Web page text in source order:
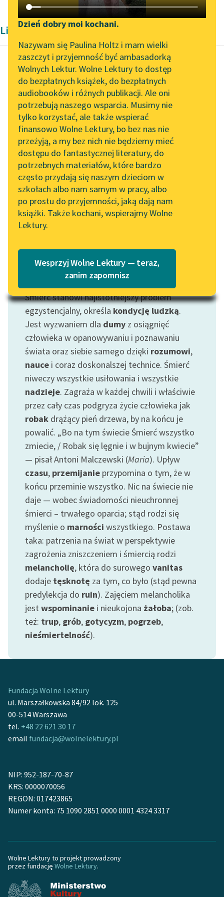
Katalog DAISY
Podkasty o książkach
Zgłoś brak utworu
Aktualności
„Prokurator Alicja Horn”
do słuchania
Byliśmy częścią AI Impact
Lab
Zapraszamy na spotkanie
online z tłumaczkami
literatury skandynawskiej
Spotkanie z Katarzyną
Tunkiel w Oslo
102. lata temu zmarł
Joseph Conrad
Lektury szkolne i klasyka
literatury do słuchania dla
uczennic i uczniów z
niepełnosprawnościami
E-kolekcja lektur
szkolnych i literatury do
słuchania dla uczennic i
uczniów z
niepełnosprawnościami
Feministyczne inspiracje.
Popularyzacja
skandynawskiej literatury
feministycznej
Ręce pełne poezji
Kolekcje edukacyjne
twórców przechodzących
do domeny publicznej,
lektur szkolnych oraz
Starego Testamentu
Odkurzamy bohaterów
Szkoła Poezji Wolnych
Narzędzia
Mapa Wolnych Lektur
Leśmianator
Przewodnik dla piszących i
czytających
API
OAI-PMH
Widget Wolnych Lektur
Przypisy
Katalog w formacie PDF
O nas
Kontakt
O projekcie
Zespół
Zasady wykorzystania
Wolnych Lektur
Logotypy
Materiały promocyjne
Regulamin biblioteki
Dane fundacji i
Informacja o treściach
wrażliwych
Deklaracja dostępności
Dzień dobry moi kochani.
Nazywam się Paulina Holtz i mam wielki
zaszczyt i przyjemność być ambasadorką
Wolnych Lektur. Wolne Lektury to dostęp
do bezpłatnych książek, do bezpłatnych
audiobooków i różnych publikacji. Ale oni
potrzebują naszego wsparcia. Musimy nie
tylko korzystać, ale także wspierać
finansowo Wolne Lektury, bo bez nas nie
przeżyją, a my bez nich nie będziemy mieć
dostępu do fantastycznej literatury, do
potrzebnych materiałów, które bardzo
często przydają się naszym dzieciom w
szkołach albo nam samym w pracy, albo
po prostu do przyjemności, jaką dają nam
książki. Także kochani, wspierajmy Wolne
Lektury.
Wesprzyj Wolne Lektury — teraz,
zanim zapomnisz
Liryka Aleksandra Kasprzak i Lula Sarnia
Bartosz Dłubała
***
mama mówiła że idzie
się powiesić
jak schnąca bielizna na
sznurku
widzieliśmy tam
szkielet zakuty...
Czytaj więcej
Motyw: Śmierć
Śmierć stanowi najistotniejszy problem
egzystencjalny, określa kondycję ludzką.
Jest wyzwaniem dla dumy z osiągnięć
człowieka w opanowywaniu i poznawaniu
świata oraz siebie samego dzięki rozumowi,
nauce i coraz doskonalszej technice. Śmierć
niweczy wszystkie usiłowania i wszystkie
nadzieje. Zagraża w każdej chwili i właściwie
przez cały czas podgryza życie człowieka jak
robak drążący pień drzewa, by na końcu je
powalić. „Bo na tym świecie Śmierć wszystko
zmiecie, / Robak się lęgnie i w bujnym kwiecie”
— pisał Antoni Malczewski (Maria). Upływ
czasu, przemijanie przypomina o tym, że w
końcu przeminie wszystko. Nic na świecie nie
daje — wobec świadomości nieuchronnej
śmierci – trwałego oparcia; stąd rodzi się
myślenie o marności wszystkiego. Postawa
taka: patrzenia na świat w perspektywie
zagrożenia zniszczeniem i śmiercią rodzi
melancholię, która do surowego vanitas
dodaje tęsknotę za tym, co było (stąd pewna
predylekcja do ruin). Zajęciem melancholika
jest wspominanie i nieukojona żałoba; (zob.
też: trup, grób, gotycyzm, pogrzeb,
nieśmiertelność).
Fundacja Wolne Lektury
ul. Marszałkowska 84/92 lok. 125
00-514 Warszawa
tel. +48 22 621 30 17
email fundacja@wolnelektury.pl
NIP: 952-187-70-87
KRS: 0000070056
REGON: 017423865
Numer konta: 75 1090 2851 0000 0001 4324 3317
Wolne Lektury to projekt prowadzony
przez fundację Wolne Lektury.